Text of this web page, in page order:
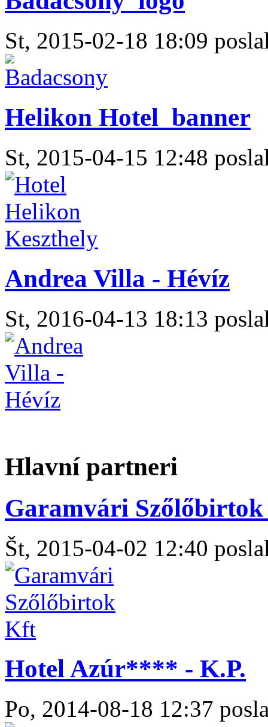
St, 2015-02-18 18:09
Helikon Hotel_banner
St, 2015-04-15 12:48
Andrea Villa - Hévíz
St, 2016-04-13 18:13
Hlavní partneri
Garamvári
Št, 2015-04-02 12:40
Hotel Azúr**** - K.P.
Po, 2014-08-18 12:37